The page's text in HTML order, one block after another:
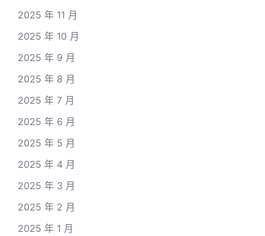
2025 年 11 月
2025 年 10 月
2025 年 9 月
2025 年 8 月
2025 年 7 月
2025 年 6 月
2025 年 5 月
2025 年 4 月
2025 年 3 月
2025 年 2 月
2025 年 1 月